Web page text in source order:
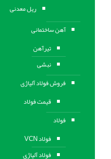
ریل معدنی
آهن ساختمانی
تیرآهن
نبشی
فروش فولاد آلیاژی
قیمت فولاد
فولاد
فولاد VCN
فولاد آلیاژی